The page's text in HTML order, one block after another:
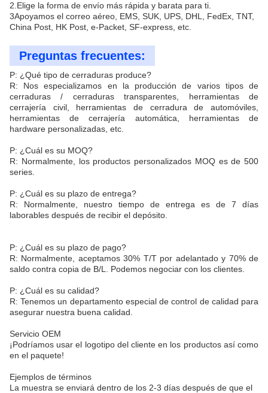
2.Elige la forma de envío más rápida y barata para ti.
3Apoyamos el correo aéreo, EMS, SUK, UPS, DHL, FedEx, TNT,
China Post, HK Post, e-Packet, SF-express, etc.
Preguntas frecuentes:
P: ¿Qué tipo de cerraduras produce?
R: Nos especializamos en la producción de varios tipos de
cerraduras / cerraduras transparentes, herramientas de
cerrajería civil, herramientas de cerradura de automóviles,
herramientas de cerrajería automática, herramientas de
hardware personalizadas, etc.
P: ¿Cuál es su MOQ?
R: Normalmente, los productos personalizados MOQ es de 500
series.
P: ¿Cuál es su plazo de entrega?
R: Normalmente, nuestro tiempo de entrega es de 7 días
laborables después de recibir el depósito.
P: ¿Cuál es su plazo de pago?
R: Normalmente, aceptamos 30% T/T por adelantado y 70% de
saldo contra copia de B/L. Podemos negociar con los clientes.
P: ¿Cuál es su calidad?
R: Tenemos un departamento especial de control de calidad para
asegurar nuestra buena calidad.
Servicio OEM
¡Podríamos usar el logotipo del cliente en los productos así como
en el paquete!
Ejemplos de términos
La muestra se enviará dentro de los 2-3 días después de que el